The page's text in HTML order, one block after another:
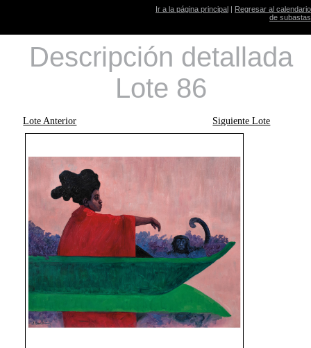
Ir a la página principal | Regresar al calendario
de subastas
Descripción detallada
Lote 86
Lote Anterior Siguiente Lote